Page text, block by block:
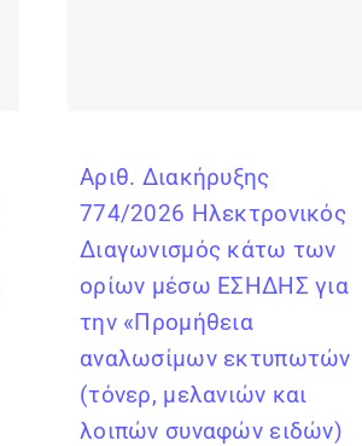
Αριθ. Διακήρυξης
774/2026 Ηλεκτρονικός
Διαγωνισμός κάτω των
ορίων μέσω ΕΣΗΔΗΣ για
την «Προμήθεια
αναλωσίμων εκτυπωτών
(τόνερ, μελανιών και
λοιπών συναφών ειδών)